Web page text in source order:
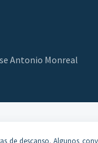
Antonio Monreal
de descanso. Algunos